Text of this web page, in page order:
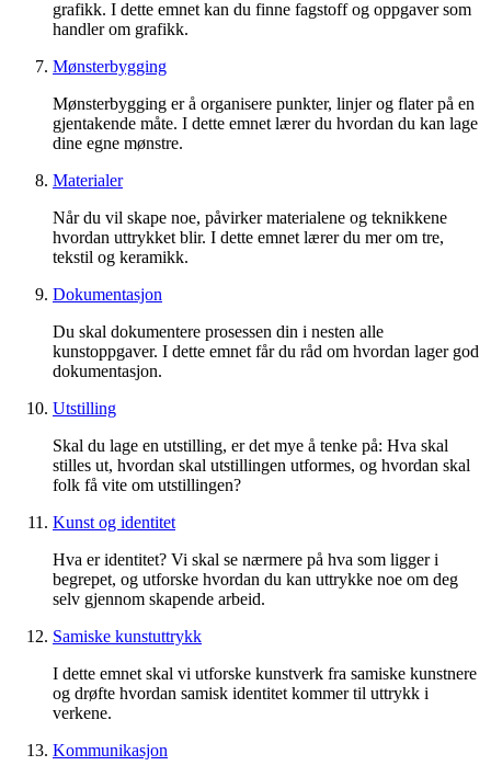
grafikk. I dette emnet kan du finne fagstoff og oppgaver som
handler om grafikk.
Mønsterbygging
Mønsterbygging er å organisere punkter, linjer og flater på en
gjentakende måte. I dette emnet lærer du hvordan du kan lage
dine egne mønstre.
Materialer
Når du vil skape noe, påvirker materialene og teknikkene
hvordan uttrykket blir. I dette emnet lærer du mer om tre,
tekstil og keramikk.
Dokumentasjon
Du skal dokumentere prosessen din i nesten alle
kunstoppgaver. I dette emnet får du råd om hvordan lager god
dokumentasjon.
Utstilling
Skal du lage en utstilling, er det mye å tenke på: Hva skal
stilles ut, hvordan skal utstillingen utformes, og hvordan skal
folk få vite om utstillingen?
Kunst og identitet
Hva er identitet? Vi skal se nærmere på hva som ligger i
begrepet, og utforske hvordan du kan uttrykke noe om deg
selv gjennom skapende arbeid.
Samiske kunstuttrykk
I dette emnet skal vi utforske kunstverk fra samiske kunstnere
og drøfte hvordan samisk identitet kommer til uttrykk i
verkene.
Kommunikasjon